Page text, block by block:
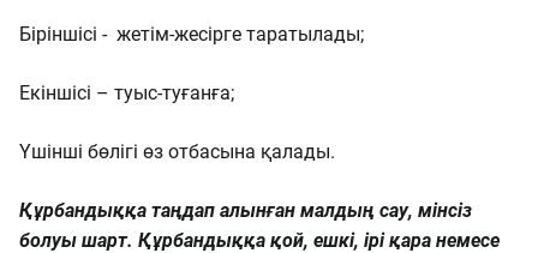
Біріншісі - жетім-жесірге таратылады;
Екіншісі – туыс-туғанға;
Үшінші бөлігі өз отбасына қалады.
Құрбандыққа таңдап алынған малдың сау, мінсіз
болуы шарт. Құрбандыққа қой, ешкі, ірі қара немесе